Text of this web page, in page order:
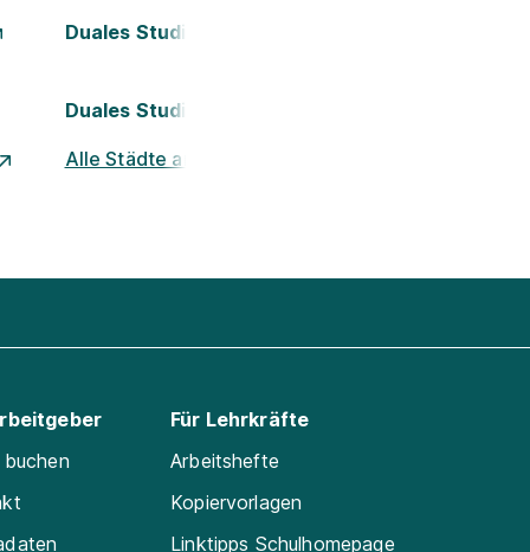
Duales Studium Kassel
Duales Studium Nürnberg
Alle Städte ansehen
Für Lehrkräfte
Arbeitshefte
Kopiervorlagen
Linktipps Schulhomepage